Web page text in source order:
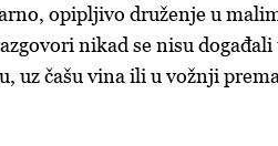
opipljivo druženje u
nikad se nisu događali
uz čašu vina ili u vožnji prema